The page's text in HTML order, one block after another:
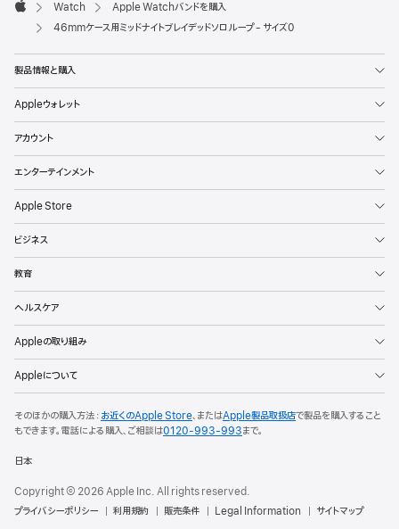
Apple
Watch
Apple Watchバンドを購入
46mmケース用ミッドナイトブレイデッドソロループ - サイズ0
製品情報と購入
Appleウォレット
アカウント
エンターテインメント
Apple Store
ビジネス
教育
ヘルスケア
Appleの取り組み
Appleについて
そのほかの購入方法： お近くのApple Store、またはApple製品取扱店で製品を購入すること
もできます。 電話による購入、ご相談は0120-993-993まで。
日本
Copyright © 2026 Apple Inc. All rights reserved.
プライバシーポリシー
利用規約 販売条件 Legal Information サイトマップ